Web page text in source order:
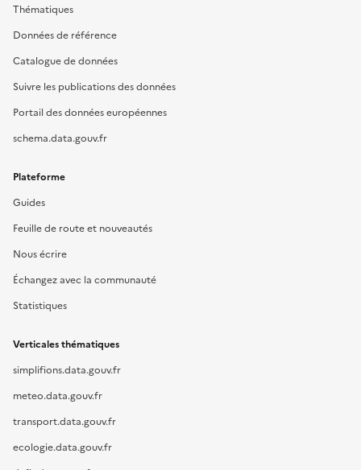
Thématiques
Données de référence
Catalogue de données
Suivre les publications des données
Portail des données européennes
schema.data.gouv.fr
Plateforme
Guides
Feuille de route et nouveautés
Nous écrire
Échangez avec la communauté
Statistiques
Verticales thématiques
simplifions.data.gouv.fr
meteo.data.gouv.fr
transport.data.gouv.fr
ecologie.data.gouv.fr